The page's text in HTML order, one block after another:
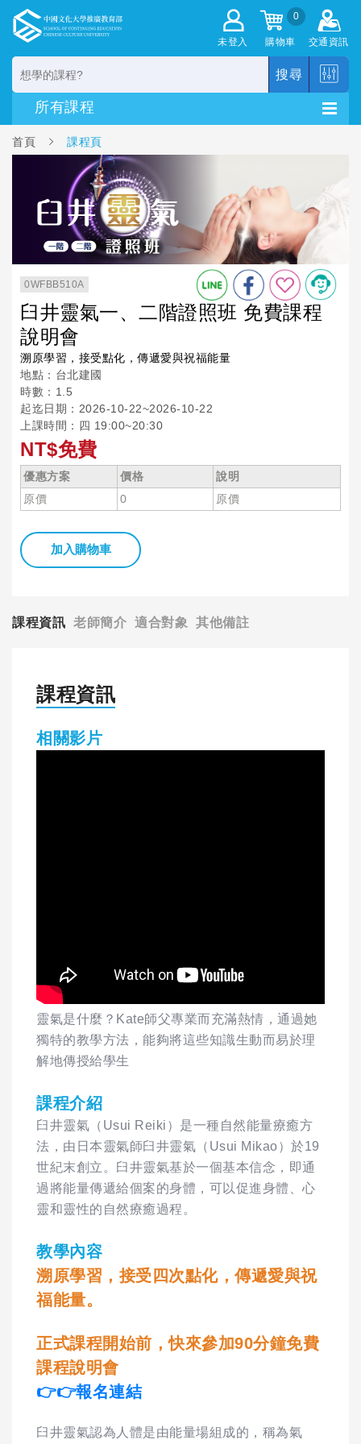
未登入
0
購物車 交通資訊
搜尋
首頁 課程頁
0WFBB510A
臼井靈氣一、二階證照班 免費課程
說明會
溯原學習，接受點化，傳遞愛與祝福能量
地點：台北建國
時數：1.5
起迄日期：2026-10-22~2026-10-22
上課時間：四 19:00~20:30
NT$免費
優惠方案 價格
說明
原價
0 原價
加入購物車
課程資訊 老師簡介 適合對象 其他備註
課程資訊
相關影片
靈氣是什麼？Kate師父專業而充滿熱情，通過她
獨特的教學方法，能夠將這些知識生動而易於理
解地傳授給學生
課程介紹
臼井靈氣（Usui Reiki）是一種自然能量療癒方
法，由日本靈氣師臼井靈氣（Usui Mikao）於19
世紀末創立。臼井靈氣基於一個基本信念，即通
過將能量傳遞給個案的身體，可以促進身體、心
靈和靈性的自然療癒過程。
教學內容
溯原學習，接受四次點化，傳遞愛與祝
福能量。
正式課程開始前，快來參加90分鐘免費
課程說明會
👉👉報名連結
臼井靈氣認為人體是由能量場組成的，稱為氣